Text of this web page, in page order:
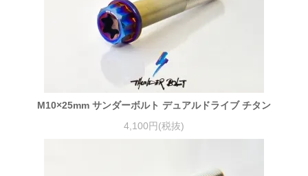
M10×25mm サンダーボルト デュアルドライブ チタン
4,100円(税抜)